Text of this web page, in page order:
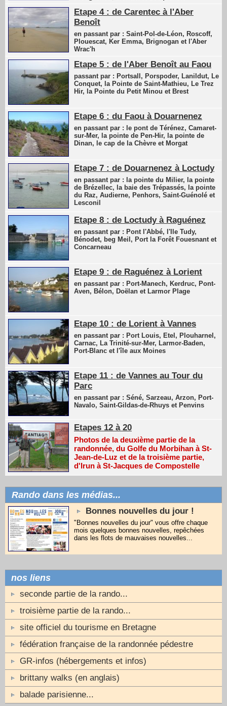
Etape 4 : de Carentec à l'Aber
Benoît
en passant par : Saint-Pol-de-Léon, Roscoff,
Plouescat, Ker Emma, Brignogan et l'Aber
Wrac'h
Etape 5 : de l'Aber Benoît au Faou
passant par : Portsall, Porspoder, Lanildut, Le
Conquet, la Pointe de Saint-Mathieu, Le Trez
Hir, la Pointe du Petit Minou et Brest
Etape 6 : du Faou à Douarnenez
en passant par : le pont de Térénez, Camaret-
sur-Mer, la pointe de Pen-Hir, la pointe de
Dinan, le cap de la Chèvre et Morgat
Etape 7 : de Douarnenez à Loctudy
en passant par : la pointe du Milier, la pointe
de Brézellec, la baie des Trépassés, la pointe
du Raz, Audierne, Penhors, Saint-Guénolé et
Lesconil
Etape 8 : de Loctudy à Raguénez
en passant par : Pont l'Abbé, l'Ile Tudy,
Bénodet, beg Meil, Port la Forêt Fouesnant et
Concarneau
Etape 9 : de Raguénez à Lorient
en passant par : Port-Manech, Kerdruc, Pont-
Aven, Bélon, Doëlan et Larmor Plage
Etape 10 : de Lorient à Vannes
en passant par : Port Louis, Etel, Plouharnel,
Carnac, La Trinité-sur-Mer, Larmor-Baden,
Port-Blanc et l'île aux Moines
Etape 11 : de Vannes au Tour du
Parc
en passant par : Séné, Sarzeau, Arzon, Port-
Navalo, Saint-Gildas-de-Rhuys et Penvins
Etapes 12 à 20
Photos de la deuxième partie de la
randonnée, du Golfe du Morbihan à St-
Jean-de-Luz et de la troisième partie,
d'Irun à St-Jacques de Compostelle
Rando dans les médias...
Bonnes nouvelles du jour !
"Bonnes nouvelles du jour" vous offre chaque
mois quelques bonnes nouvelles, repêchées
dans les flots de mauvaises nouvelles...
nos liens
seconde partie de la rando...
troisième partie de la rando...
site officiel du tourisme en Bretagne
fédération française de la randonnée pédestre
GR-infos (hébergements et infos)
brittany walks (en anglais)
balade parisienne...